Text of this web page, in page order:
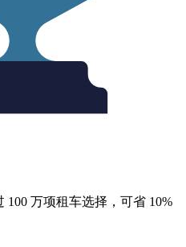
100 万项租车选择，可省 10%